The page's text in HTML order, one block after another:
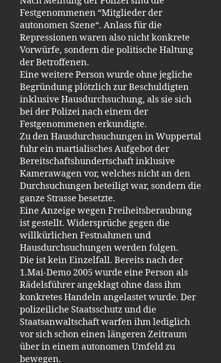
Festgenommenen “Mitglieder der
autonomen Szene“. Anlass für die
Repressionen waren also nicht konkrete
Vorwürfe, sondern die politische Haltung
der Betroffenen.
Eine weitere Person wurde ohne jegliche
Begründung plötzlich zur Beschuldigten
inklusive Hausdurchsuchung, als sie sich
bei der Polizei nach einem der
Festgenommenen erkundigte.
Zu den Hausdurchsuchungen in Wuppertal
fuhr ein martialisches Aufgebot der
Bereitschaftshundertschaft inklusive
Kamerawagen vor, welches nicht an den
Durchsuchungen beteiligt war, sondern die
ganze Strasse besetzte.
Eine Anzeige wegen Freiheitsberaubung
ist gestellt. Widersprüche gegen die
willkürlichen Festnahmen und
Hausdurchsuchungen werden folgen.
Die ist kein Einzelfall. Bereits nach der
1.Mai-Demo 2005 wurde eine Person als
Rädelsführer angeklagt ohne dass ihm
konkretes Handeln angelastet wurde. Der
polizeiliche Staatsschutz und die
Staatsanwaltschaft warfen ihm lediglich
vor sich schon einen längeren Zeitraum
über in einem autonomen Umfeld zu
bewegen.